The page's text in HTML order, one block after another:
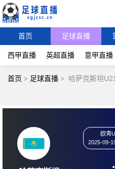
首页 足球直播
西甲直播 英超直播 意甲直播
首页 > 足球直播 > 哈萨克斯坦